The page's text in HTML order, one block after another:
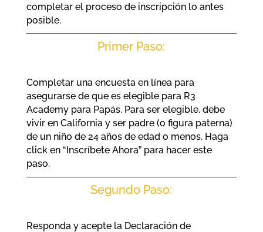
completar el proceso de inscripción lo antes
posible.
Primer Paso:
Completar una encuesta en línea para
asegurarse de que es elegible para R3
Academy para Papás. Para ser elegible, debe
vivir en California y ser padre (o figura paterna)
de un niño de 24 años de edad o menos. Haga
click en “Inscríbete Ahora” para hacer este
paso.
Segundo Paso:
Responda y acepte la Declaración de